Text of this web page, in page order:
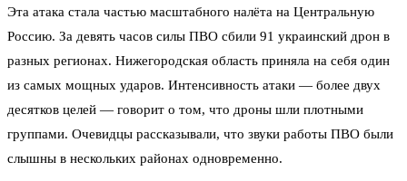
Эта атака стала частью масштабного налёта на Центральную
Россию. За девять часов силы ПВО сбили 91 украинский дрон в
разных регионах. Нижегородская область приняла на себя один
из самых мощных ударов. Интенсивность атаки — более двух
десятков целей — говорит о том, что дроны шли плотными
группами. Очевидцы рассказывали, что звуки работы ПВО были
слышны в нескольких районах одновременно.